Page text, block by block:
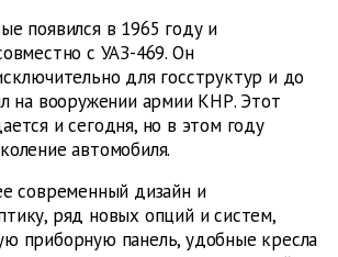
появился в 1965 году и
с УАЗ-469. Он
для госструктур и до
на вооружении армии КНР. Этот
и сегодня, но в этом году
автомобиля.
современный дизайн и
ряд новых опций и систем,
приборную панель, удобные кресла